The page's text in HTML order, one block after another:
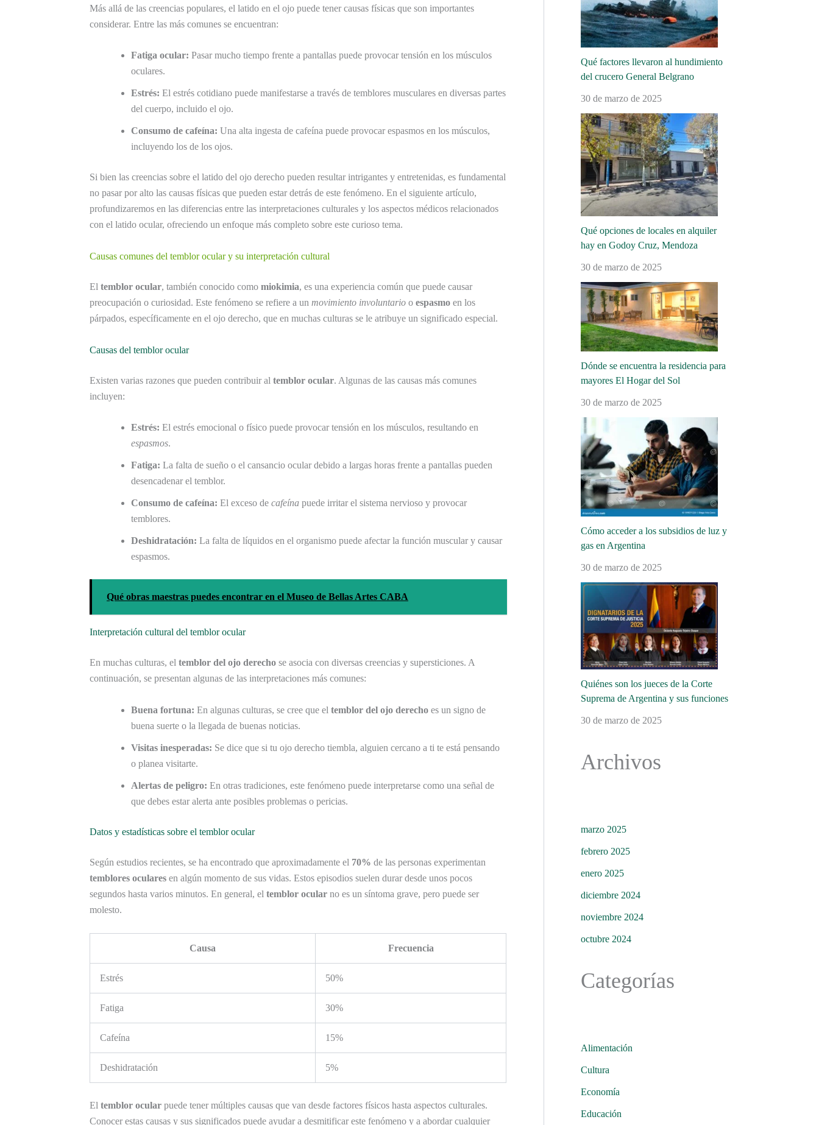
Más allá de las creencias populares, el latido en el ojo puede tener causas físicas que son importantes
considerar. Entre las más comunes se encuentran:
Fatiga ocular: Pasar mucho tiempo frente a pantallas puede provocar tensión en los músculos
oculares.
Estrés: El estrés cotidiano puede manifestarse a través de temblores musculares en diversas partes
del cuerpo, incluido el ojo.
Consumo de cafeína: Una alta ingesta de cafeína puede provocar espasmos en los músculos,
incluyendo los de los ojos.
Si bien las creencias sobre el latido del ojo derecho pueden resultar intrigantes y entretenidas, es fundamental
no pasar por alto las causas físicas que pueden estar detrás de este fenómeno. En el siguiente artículo,
profundizaremos en las diferencias entre las interpretaciones culturales y los aspectos médicos relacionados
con el latido ocular, ofreciendo un enfoque más completo sobre este curioso tema.
Causas comunes del temblor ocular y su interpretación cultural
El temblor ocular, también conocido como miokimia, es una experiencia común que puede causar
preocupación o curiosidad. Este fenómeno se refiere a un movimiento involuntario o espasmo en los
párpados, específicamente en el ojo derecho, que en muchas culturas se le atribuye un significado especial.
Causas del temblor ocular
Existen varias razones que pueden contribuir al temblor ocular. Algunas de las causas más comunes
incluyen:
Estrés: El estrés emocional o físico puede provocar tensión en los músculos, resultando en
espasmos.
Fatiga: La falta de sueño o el cansancio ocular debido a largas horas frente a pantallas pueden
desencadenar el temblor.
Consumo de cafeína: El exceso de cafeína puede irritar el sistema nervioso y provocar
temblores.
Deshidratación: La falta de líquidos en el organismo puede afectar la función muscular y causar
espasmos.
Qué obras maestras puedes encontrar en el Museo de Bellas Artes CABA
Interpretación cultural del temblor ocular
En muchas culturas, el temblor del ojo derecho se asocia con diversas creencias y supersticiones. A
continuación, se presentan algunas de las interpretaciones más comunes:
Buena fortuna: En algunas culturas, se cree que el temblor del ojo derecho es un signo de
buena suerte o la llegada de buenas noticias.
Visitas inesperadas: Se dice que si tu ojo derecho tiembla, alguien cercano a ti te está pensando
o planea visitarte.
Alertas de peligro: En otras tradiciones, este fenómeno puede interpretarse como una señal de
que debes estar alerta ante posibles problemas o pericias.
Datos y estadísticas sobre el temblor ocular
Según estudios recientes, se ha encontrado que aproximadamente el 70% de las personas experimentan
temblores oculares en algún momento de sus vidas. Estos episodios suelen durar desde unos pocos
segundos hasta varios minutos. En general, el temblor ocular no es un síntoma grave, pero puede ser
molesto.
Causa Frecuencia
Estrés 50%
Fatiga 30%
Cafeína 15%
Deshidratación 5%
El temblor ocular puede tener múltiples causas que van desde factores físicos hasta aspectos culturales.
Conocer estas causas y sus significados puede ayudar a desmitificar este fenómeno y a abordar cualquier
Qué factores llevaron al hundimiento
del crucero General Belgrano
30 de marzo de 2025
Qué opciones de locales en alquiler
hay en Godoy Cruz, Mendoza
30 de marzo de 2025
Dónde se encuentra la residencia para
mayores El Hogar del Sol
30 de marzo de 2025
Cómo acceder a los subsidios de luz y
gas en Argentina
30 de marzo de 2025
Quiénes son los jueces de la Corte
Suprema de Argentina y sus funciones
30 de marzo de 2025
Archivos
marzo 2025
febrero 2025
enero 2025
diciembre 2024
noviembre 2024
octubre 2024
Categorías
Alimentación
Cultura
Economía
Educación